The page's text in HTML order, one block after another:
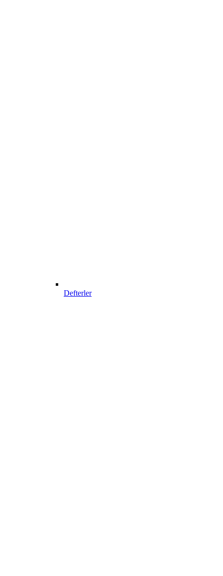
Defterler